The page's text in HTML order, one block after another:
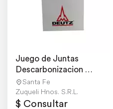
Juego de Juntas
Descarbonizacion
Motores 913
Santa Fe
Zuqueli Hnos. S.R.L.
$ Consultar